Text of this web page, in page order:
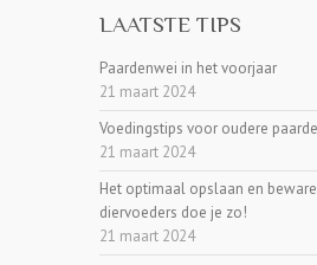
LAATSTE TIPS
Paardenwei in het voorjaar
21 maart 2024
Voedingstips voor oudere
21 maart 2024
Het optimaal opslaan en
diervoeders doe je zo!
21 maart 2024